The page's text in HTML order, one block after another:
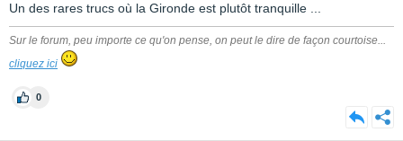
Un des rares trucs où la Gironde est plutôt tranquille ...
Sur le forum, peu importe ce qu'on pense, on peut le dire de façon courtoise...
cliquez ici
0